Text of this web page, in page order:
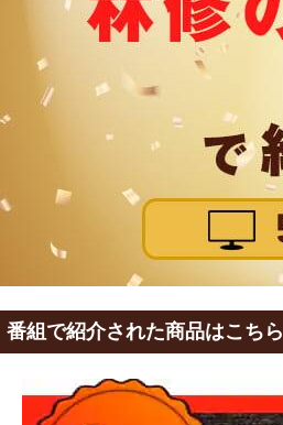
番組で紹介された商品はこちら​